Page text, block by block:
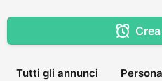
Tutti gli annunci